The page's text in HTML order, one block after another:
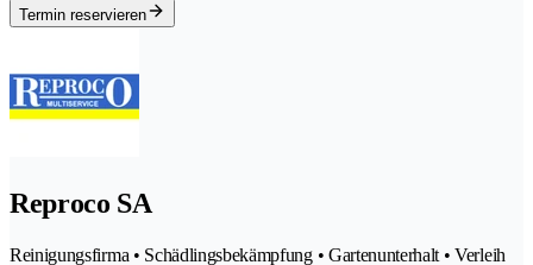
Termin reservieren
Reproco SA
Reinigungsfirma • Schädlingsbekämpfung • Gartenunterhalt • Verleih